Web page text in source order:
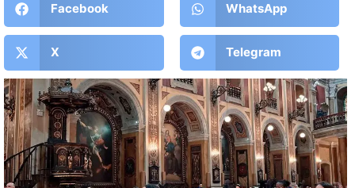
Facebook WhatsApp
X Telegram